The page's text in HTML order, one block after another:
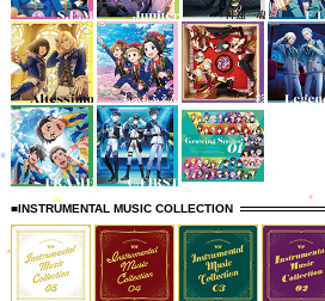
■INSTRUMENTAL MUSIC COLLECTION